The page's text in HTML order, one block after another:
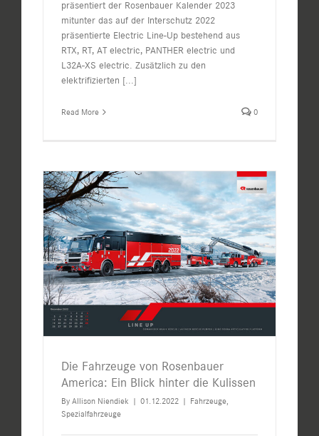
präsentiert der Rosenbauer Kalender 2023
mitunter das auf der Interschutz 2022
präsentierte Electric Line-Up bestehend aus
RTX, RT, AT electric, PANTHER electric und
L32A-XS electric. Zusätzlich zu den
elektrifizierten [...]
Read More 0
Die Fahrzeuge von Rosenbauer
America: Ein Blick hinter die Kulissen
By Allison Niendiek | 01.12.2022 | Fahrzeuge,
Spezialfahrzeuge